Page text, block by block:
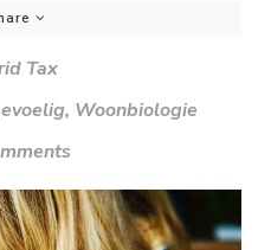
Tax
, Woonbiologie